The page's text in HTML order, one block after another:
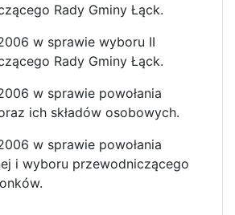
Rady Gminy Łąck.
w sprawie wyboru II
Rady Gminy Łąck.
w sprawie powołania
ich składów osobowych.
w sprawie powołania
i wyboru przewodniczącego